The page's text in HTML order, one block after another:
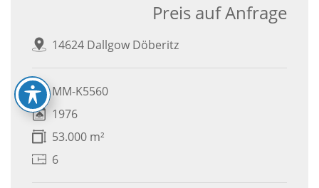
14624 Dallgow Döberitz
Preis auf Anfrage
MM-K5560
1976
53.000 m²
6